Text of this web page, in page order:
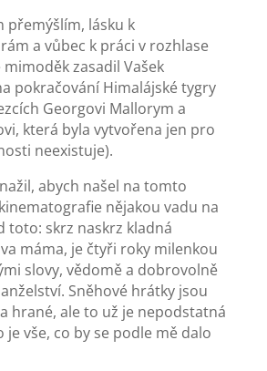
přemýšlím, lásku k
a vůbec k práci v rozhlase
zasadil Vašek
pokračování Himalájské tygry
Georgovi Mallorym a
která byla vytvořena jen pro
neexistuje).
abych našel na tomto
nějakou vadu na
toto: skrz naskrz kladná
máma, je čtyři roky milenkou
slovy, vědomě a dobrovolně
Sněhové hrátky jsou
hrané, ale to už je nepodstatná
je vše, co by se podle mě dalo